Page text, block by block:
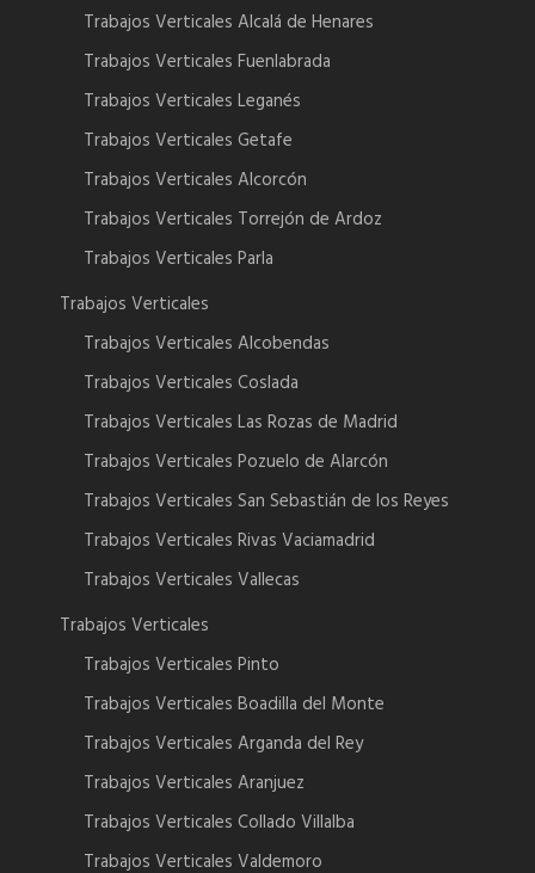
Trabajos Verticales Alcalá de Henares
Trabajos Verticales Fuenlabrada
Trabajos Verticales Leganés
Trabajos Verticales Getafe
Trabajos Verticales Alcorcón
Trabajos Verticales Torrejón de Ardoz
Trabajos Verticales Parla
Trabajos Verticales
Trabajos Verticales Alcobendas
Trabajos Verticales Coslada
Trabajos Verticales Las Rozas de Madrid
Trabajos Verticales Pozuelo de Alarcón
Trabajos Verticales San Sebastián de los Reyes
Trabajos Verticales Rivas Vaciamadrid
Trabajos Verticales Vallecas
Trabajos Verticales
Trabajos Verticales Pinto
Trabajos Verticales Boadilla del Monte
Trabajos Verticales Arganda del Rey
Trabajos Verticales Aranjuez
Trabajos Verticales Collado Villalba
Trabajos Verticales Valdemoro